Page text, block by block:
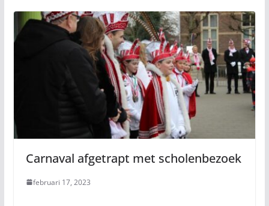
Carnaval afgetrapt met scholenbezoek
februari 17, 2023